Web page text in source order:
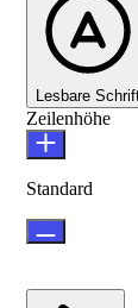
Lesbare
Zeilenhöhe
Standard